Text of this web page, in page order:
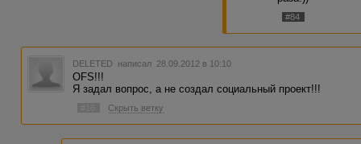
#84
DELETED написал 28.09.2012 в 10:10
OFS!!!
Я задал вопрос, а не создал социальный проект!!!
Скрыть ветку